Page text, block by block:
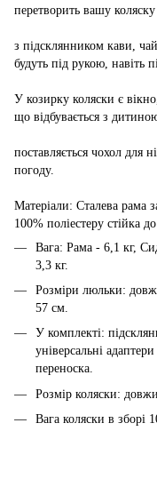
перетворить вашу коляску
з підсклянником кави,
будуть під рукою, навіть
У козирку коляски є
що відбувається з
поставляється чохол для
погоду.
Матеріали: Сталева рама
100% поліестеру стійка
Вага: Рама - 6,1 кг,
3,3 кг.
Розміри люльки:
57 см.
У комплекті:
універсальні
переноска.
Розмір коляски:
Вага коляски в зборі